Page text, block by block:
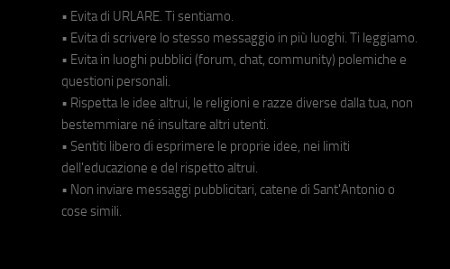
• Evita di URLARE. Ti sentiamo.
• Evita di scrivere lo stesso messaggio in più luoghi. Ti leggiamo.
• Evita in luoghi pubblici (forum, chat, community) polemiche e
questioni personali.
• Rispetta le idee altrui, le religioni e razze diverse dalla tua, non
bestemmiare né insultare altri utenti.
• Sentiti libero di esprimere le proprie idee, nei limiti
dell'educazione e del rispetto altrui.
• Non inviare messaggi pubblicitari, catene di Sant'Antonio o
cose simili.